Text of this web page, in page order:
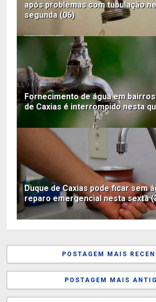
após problemas com tubulação
segunda (06)
Fornecimento de água em
de Caxias é interrompido nesta
Duque de Caxias pode ficar sem
reparo emergencial nesta sexta
POSTAGEM MAIS
POSTAGEM MAIS